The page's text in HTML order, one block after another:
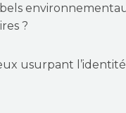
?
usurpant l’identité